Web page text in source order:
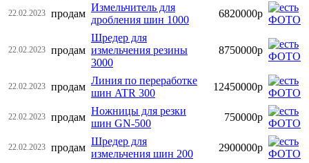
22.02.2023 продам
Измельчитель для
дробления шин 1000
6820000р
22.02.2023 продам
Шредер для
измельчения резины
3000
8750000р
22.02.2023 продам
Линия по переработке
шин ATR 300
12450000р
22.02.2023 продам
Ножницы для резки
шин GN-500
750000р
22.02.2023 продам
Шредер для
измельчения шин 200
2900000р